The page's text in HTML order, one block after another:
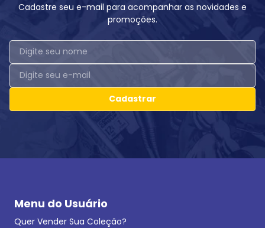
Cadastre seu e-mail para acompanhar as novidades e
promoções.
Cadastrar
Menu do Usuário
Quer Vender Sua Coleção?